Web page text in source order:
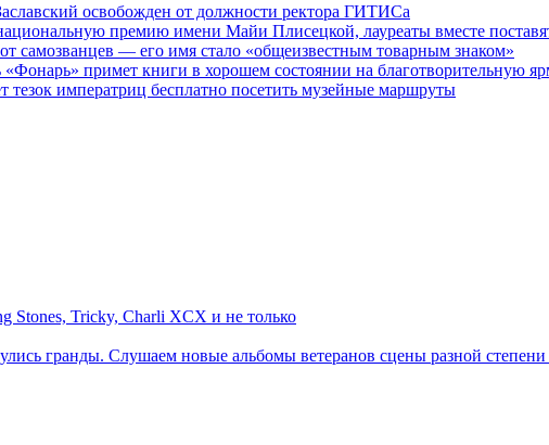
освобожден от должности ректора ГИТИСа
премию имени Майи Плисецкой, лауреаты вместе
самозванцев — его имя стало «общеизвестным товарным знаком»
примет книги в хорошем состоянии на благотворительную
тезок императриц бесплатно посетить музейные маршруты
Tricky, Charli XCX и не только
гранды. Слушаем новые альбомы ветеранов сцены разной